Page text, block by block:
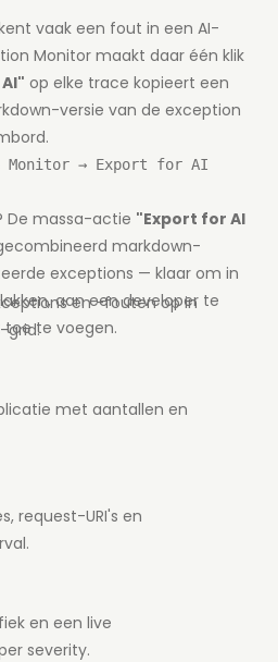
vaak een fout in een AI-
Monitor maakt daar één klik
op elke trace kopieert een
versie van de exception
Monitor → Export for AI
De massa-actie "Export for AI
markdown-
exceptions — klaar om in
aan een developer te
te voegen.
en -fouten op in
grid.
met aantallen en
request-URI's en
en een live
severity.